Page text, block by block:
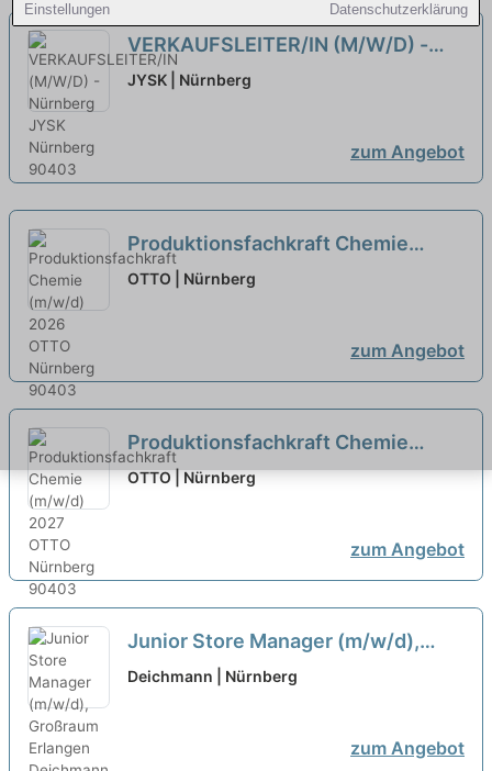
Einstellungen Datenschutzerklärung
VERKAUFSLEITER/IN (M/W/D) -
Nürnberg
JYSK | Nürnberg
zum Angebot
Produktionsfachkraft Chemie
(m/w/d) 2026
OTTO | Nürnberg
zum Angebot
Produktionsfachkraft Chemie
(m/w/d) 2027 neu
OTTO | Nürnberg
zum Angebot
Junior Store Manager (m/w/d),
Großraum Erlangen
Deichmann | Nürnberg
zum Angebot